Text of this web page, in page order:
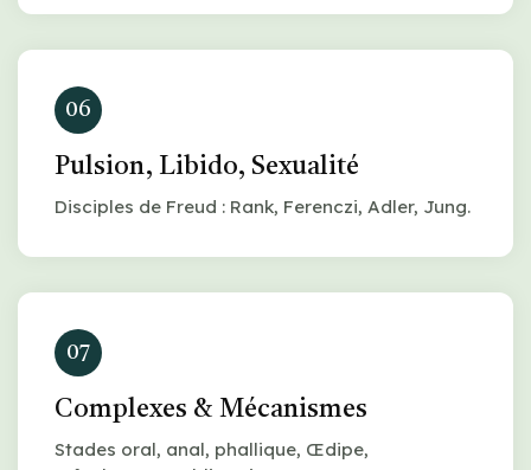
06
Pulsion, Libido, Sexualité
Disciples de Freud : Rank, Ferenczi, Adler, Jung.
07
Complexes & Mécanismes
Stades oral, anal, phallique, Œdipe,